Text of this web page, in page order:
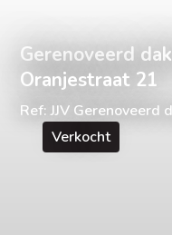
Gerenoveerd
Oranjestraat 21
Ref: JJV
Verkocht